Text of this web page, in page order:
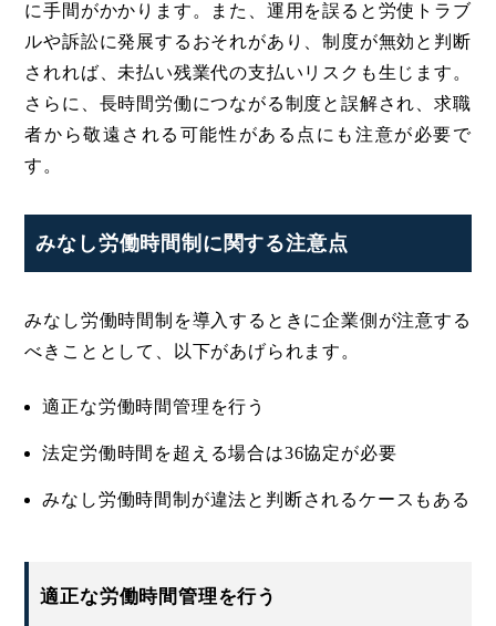
に手間がかかります。また、運用を誤ると労使トラブ
ルや訴訟に発展するおそれがあり、制度が無効と判断
されれば、未払い残業代の支払いリスクも生じます。
さらに、長時間労働につながる制度と誤解され、求職
者から敬遠される可能性がある点にも注意が必要で
す。
みなし労働時間制に関する注意点
みなし労働時間制を導入するときに企業側が注意する
べきこととして、以下があげられます。
適正な労働時間管理を行う
法定労働時間を超える場合は36協定が必要
みなし労働時間制が違法と判断されるケースもある
適正な労働時間管理を行う